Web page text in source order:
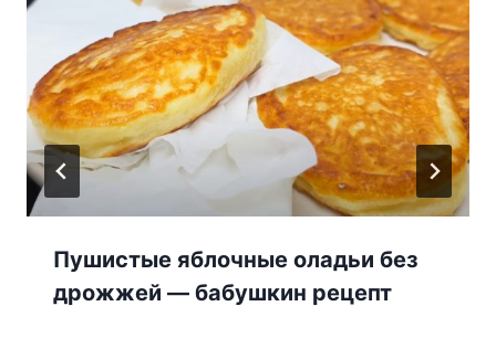
Пушистые яблочные оладьи без
дрожжей — бабушкин рецепт